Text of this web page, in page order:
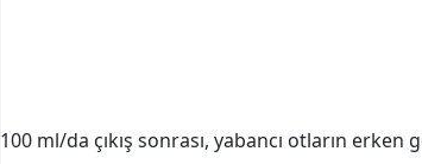
100 ml/da çıkış sonrası, yabancı otların